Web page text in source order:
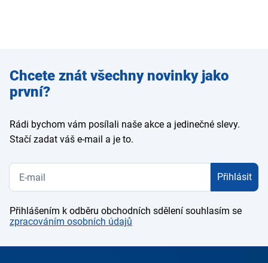
Zadejte
e-mail
Chcete znát všechny novinky jako
první?
Rádi bychom vám posílali naše akce a jedinečné slevy.
Stačí zadat váš e-mail a je to.
Přihlásit
Přihlášením k odběru obchodních sdělení souhlasím se
zpracováním osobních údajů